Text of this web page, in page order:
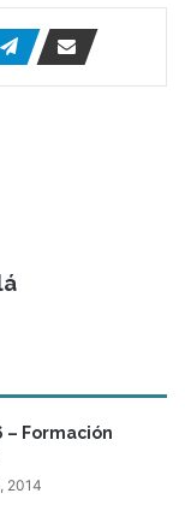
– Formación
2014